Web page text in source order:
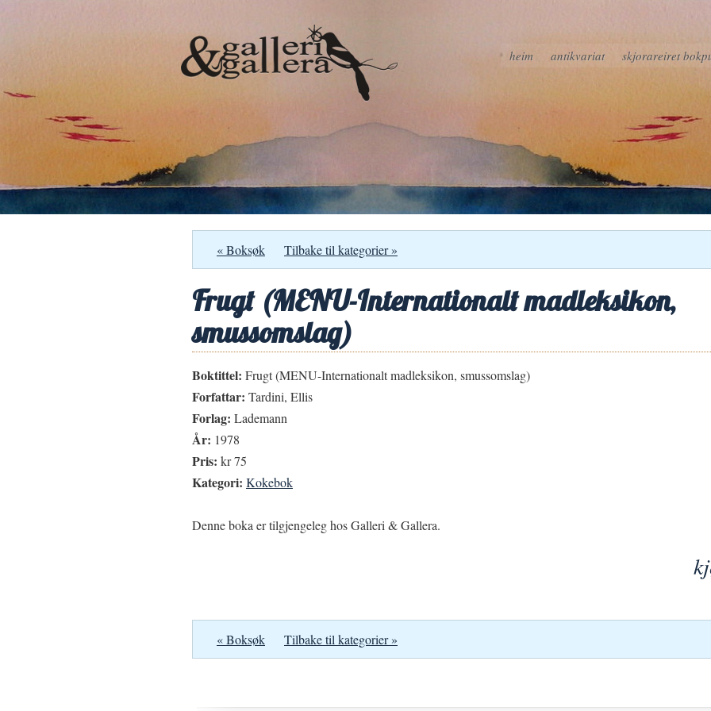
heim antikvariat skjorareiret
« Boksøk Tilbake til kategorier »
Frugt (MENU-Internationalt madleksikon,
smussomslag)
Boktittel: Frugt (MENU-Internationalt madleksikon, smussomslag)
Forfattar: Tardini, Ellis
Forlag: Lademann
År: 1978
Pris: kr 75
Kategori: Kokebok
Denne boka er tilgjengeleg hos Galleri & Gallera.
« Boksøk Tilbake til kategorier »